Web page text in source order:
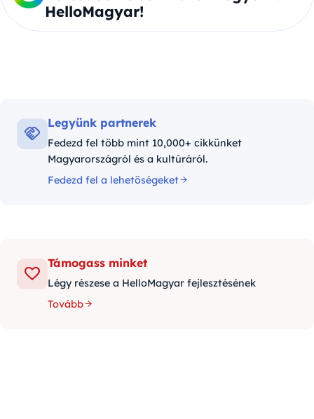
HelloMagyar!
Legyünk partnerek
Fedezd fel több mint 10,000+ cikkünket
Magyarországról és a kultúráról.
Fedezd fel a lehetőségeket
Támogass minket
Légy részese a HelloMagyar fejlesztésének
Tovább